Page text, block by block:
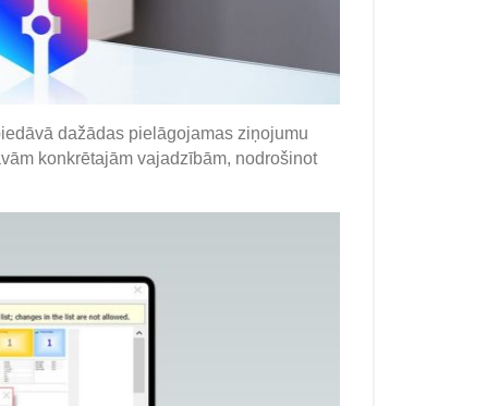
dažādas pielāgojamas ziņojumu
konkrētajām vajadzībām, nodrošinot